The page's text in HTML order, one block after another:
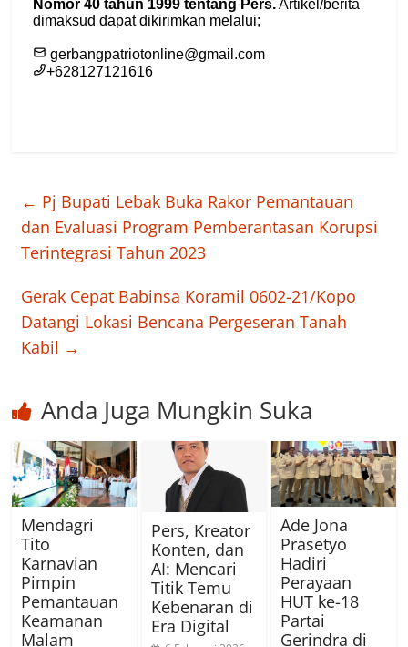
← Pj Bupati Lebak Buka Rakor Pemantauan
dan Evaluasi Program Pemberantasan Korupsi
Terintegrasi Tahun 2023
Gerak Cepat Babinsa Koramil 0602-21/Kopo
Datangi Lokasi Bencana Pergeseran Tanah
Kabil →
Anda Juga Mungkin Suka
Mendagri
Tito
Karnavian
Pimpin
Pemantauan
Keamanan
Malam
Pers, Kreator
Konten, dan
AI: Mencari
Titik Temu
Kebenaran di
Era Digital
Ade Jona
Prasetyo
Hadiri
Perayaan
HUT ke-18
Partai
Gerindra di